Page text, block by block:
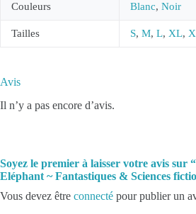
Couleurs Blanc, Noir
Tailles S, M, L, XL,
Avis
Il n’y a pas encore d’avis.
Soyez le premier à laisser votre avis sur
Eléphant ~ Fantastiques & Sciences
Vous devez être connecté pour publier un